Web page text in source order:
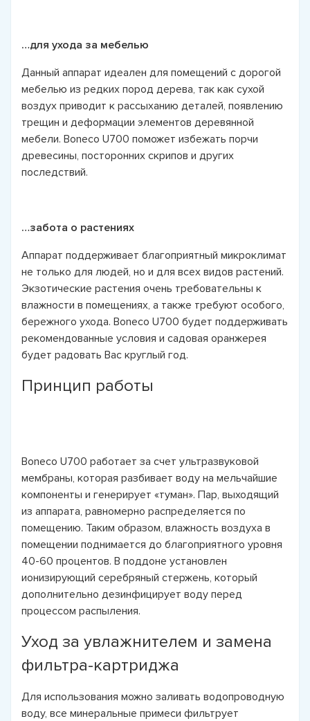
…для ухода за мебелью
Данный аппарат идеален для помещений с дорогой
мебелью из редких пород дерева, так как сухой
воздух приводит к рассыханию деталей, появлению
трещин и деформации элементов деревянной
мебели. Boneco U700 поможет избежать порчи
древесины, посторонних скрипов и других
последствий.
…забота о растениях
Аппарат поддерживает благоприятный микроклимат
не только для людей, но и для всех видов растений.
Экзотические растения очень требовательны к
влажности в помещениях, а также требуют особого,
бережного ухода. Boneco U700 будет поддерживать
рекомендованные условия и садовая оранжерея
будет радовать Вас круглый год.
Принцип работы
Boneco U700 работает за счет ультразвуковой
мембраны, которая разбивает воду на мельчайшие
компоненты и генерирует «туман». Пар, выходящий
из аппарата, равномерно распределяется по
помещению. Таким образом, влажность воздуха в
помещении поднимается до благоприятного уровня
40-60 процентов. В поддоне установлен
ионизирующий серебряный стержень, который
дополнительно дезинфицирует воду перед
процессом распыления.
Уход за увлажнителем и замена
фильтра-картриджа
Для использования можно заливать водопроводную
воду, все минеральные примеси фильтрует